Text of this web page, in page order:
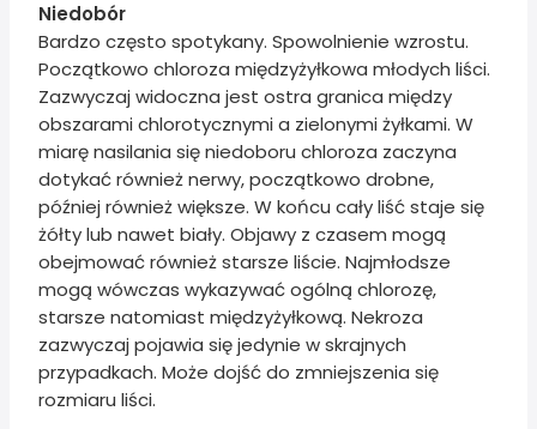
Niedobór
Bardzo często spotykany. Spowolnienie wzrostu.
Początkowo chloroza międzyżyłkowa młodych liści.
Zazwyczaj widoczna jest ostra granica między
obszarami chlorotycznymi a zielonymi żyłkami. W
miarę nasilania się niedoboru chloroza zaczyna
dotykać również nerwy, początkowo drobne,
później również większe. W końcu cały liść staje się
żółty lub nawet biały. Objawy z czasem mogą
obejmować również starsze liście. Najmłodsze
mogą wówczas wykazywać ogólną chlorozę,
starsze natomiast międzyżyłkową. Nekroza
zazwyczaj pojawia się jedynie w skrajnych
przypadkach. Może dojść do zmniejszenia się
rozmiaru liści.